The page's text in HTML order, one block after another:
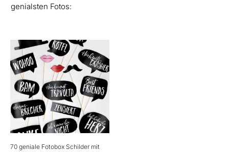
genialsten Fotos:
70 geniale Fotobox Schilder mit